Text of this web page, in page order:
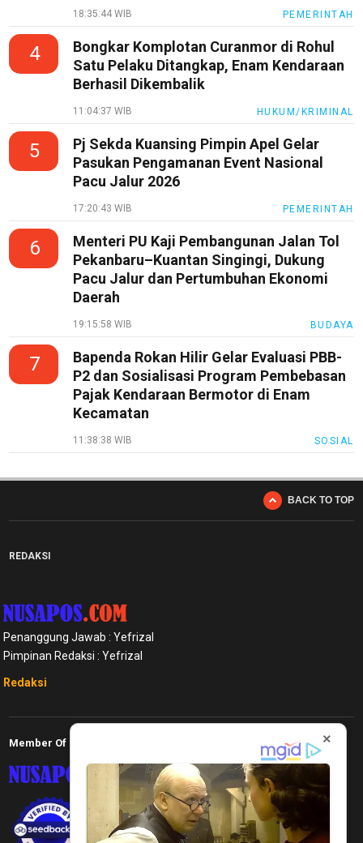
18:35:44 WIB PEMERINTAH
4
Bongkar Komplotan Curanmor di Rohul
Satu Pelaku Ditangkap, Enam Kendaraan
Berhasil Dikembalik
11:04:37 WIB HUKUM/KRIMINAL
5
Pj Sekda Kuansing Pimpin Apel Gelar
Pasukan Pengamanan Event Nasional
Pacu Jalur 2026
17:20:43 WIB PEMERINTAH
6
Menteri PU Kaji Pembangunan Jalan Tol
Pekanbaru–Kuantan Singingi, Dukung
Pacu Jalur dan Pertumbuhan Ekonomi
Daerah
19:15:58 WIB BUDAYA
7
Bapenda Rokan Hilir Gelar Evaluasi PBB-
P2 dan Sosialisasi Program Pembebasan
Pajak Kendaraan Bermotor di Enam
Kecamatan
11:38:38 WIB SOSIAL
BACK TO TOP
REDAKSI
Penanggung Jawab : Yefrizal
Pimpinan Redaksi : Yefrizal
Redaksi
Member Of ×